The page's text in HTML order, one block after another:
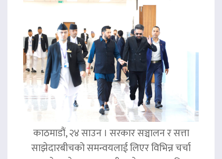
काठमाडौं, २४ साउन । सरकार सञ्चालन र सत्ता
साझेदारबीचको समन्वयलाई लिएर विभिन्न चर्चा